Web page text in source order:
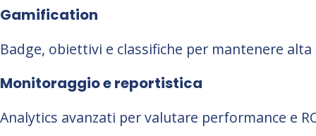
Gamification
Badge, obiettivi e classifiche per mantenere
Monitoraggio e reportistica
Analytics avanzati per valutare performance e